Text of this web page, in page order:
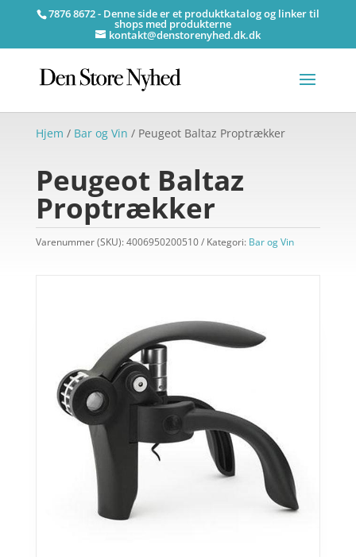
7876 8672 - Denne side er et produktkatalog og linker til
shops med produkterne
kontakt@denstorenyhed.dk.dk
Hjem / Bar og Vin / Peugeot Baltaz Proptrækker
Peugeot Baltaz
Proptrækker
Varenummer (SKU):4006950200510 Kategori: Bar og Vin